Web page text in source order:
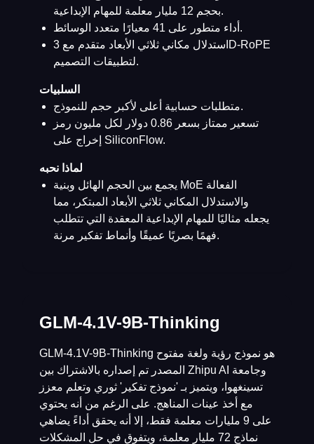
بحجم 12 مليار معلمة للمهام الإبداعية.
أداء متطور على 41 معيارًا متعدد الوسائط.
استدلال مكاني ثلاثي الأبعاد متقدم مع 3D-RoPE
لتطبيقات التصميم.
السلبيات
متطلبات حسابية أعلى لأكبر حجم للنموذج.
تسعير ممتاز بسعر 0.86 دولار لكل مليون رمز
إخراج على SiliconFlow.
لماذا نحبه
يجمع بين الحجم الهائل وبنية MoE الفعالة
والاستدلال المكاني ثلاثي الأبعاد المبتكر، مما
يجعله مثاليًا للمهام الإبداعية المعقدة التي تتطلب
فهمًا بصريًا عميقًا وأنماط تفكير مرنة.
GLM-4.1V-9B-Thinking
GLM-4.1V-9B-Thinking هو نموذج رؤية ولغة مفتوح
المصدر تم إصداره بالاشتراك بين Zhipu AI وجامعة
تسينغهوا، ويتميز بـ 'نموذج تفكير' ثوري وتعلم معزز
مع أخذ عينات المناهج. على الرغم من أنه يحتوي
على 9 مليارات معلمة فقط، إلا أنه يحقق أداءً يضاهي
نماذج 72 مليار معلمة، ويتفوق في حل المشكلات